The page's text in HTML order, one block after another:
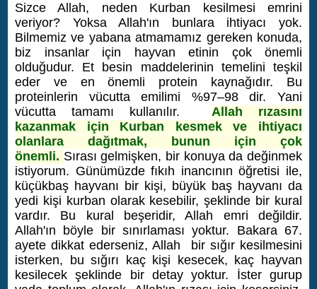
Sizce Allah, neden Kurban kesilmesi emrini
veriyor? Yoksa Allah'ın bunlara ihtiyacı yok.
Bilmemiz ve yabana atmamamız gereken konuda,
biz insanlar için hayvan etinin çok önemli
olduğudur. Et besin maddelerinin temelini teşkil
eder ve en önemli protein kaynağıdır. Bu
proteinlerin vücutta emilimi %97–98 dir. Yani
vücutta tamamı kullanılır. Allah rızasını
kazanmak için Kurban kesmek ve ihtiyacı
olanlara dağıtmak, bunun için çok
önemli. Sırası gelmişken, bir konuya da değinmek
istiyorum. Günümüzde fıkıh inancının öğretisi ile,
küçükbaş hayvanı bir kişi, büyük baş hayvanı da
yedi kişi kurban olarak kesebilir, şeklinde bir kural
vardır. Bu kural beşeridir, Allah emri değildir.
Allah'ın böyle bir sınırlaması yoktur. Bakara 67.
ayete dikkat ederseniz, Allah bir sığır kesilmesini
isterken, bu sığırı kaç kişi kesecek, kaç hayvan
kesilecek şeklinde bir detay yoktur. İster gurup